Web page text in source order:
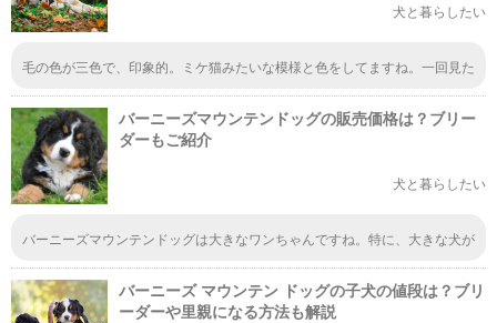
犬と暮らしたい
毛の色が三色で、印象的。ミケ猫みたいな模様と色をしてますね。一回見た
タラーンってなってるのも独特じゃない？垂れ耳垂れ耳。
バーニーズマウンテンドッグの販売価格は？ブリー
ダーもご紹介
犬と暮らしたい
バーニーズマウンテンドッグは大きなワンちゃんですね。特に、大きな犬が
いと聞きます。日本の小さなマンションではまず無理でしょうけどね。
バーニーズ マウンテン ドッグの子犬の値段は？ブリ
ーダーや里親になる方法も解説